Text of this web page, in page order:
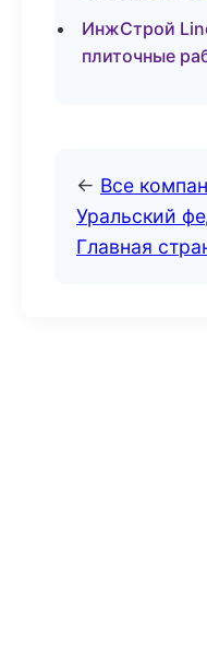
ИнжСтрой
плиточные
← Все
Уральский
Главная